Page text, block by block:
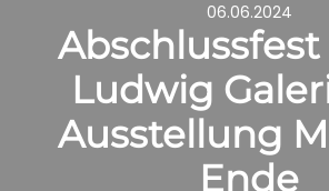
06.06.2024
Ludwig
Ausstellung
Ende